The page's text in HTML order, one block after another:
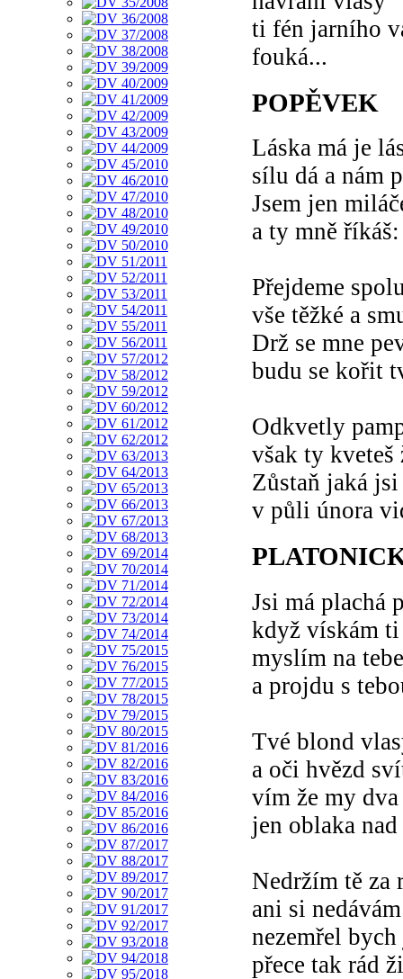
ti fén jarního
fouká...
POPĚVEK
Láska má je
sílu dá a nám
Jsem jen
a ty mně
Přejdeme
vše těžké a
Drž se mne
budu se kořit
Odkvetly
však ty kveteš
Zůstaň jaká
v půli února
Jsi má plachá
když vískám
myslím na
a projdu s
Tvé blond
a oči hvězd
vím že my
jen oblaka
Nedržím tě za
ani si
nezemřel
přece tak rád